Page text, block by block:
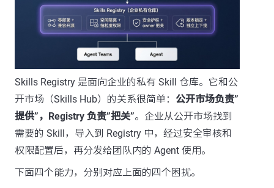
Skills Registry 是面向企业的私有 Skill 仓库。它和公
开市场（Skills Hub）的关系很简单： 公开市场负责”
提供”，Registry 负责”把关”。企业从公开市场找到
需要的 Skill，导入到 Registry 中，经过安全审核和
权限配置后，再分发给团队内的 Agent 使用。
下面四个能力，分别对应上面的四个困扰。